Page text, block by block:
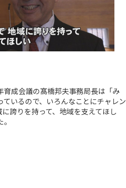
育成会議の髙橋邦夫事務局長は「み
いるので、いろんなことにチャレン
誇りを持って、地域を支えてほし